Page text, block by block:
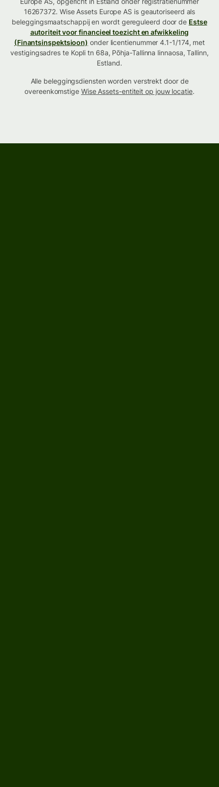
16267372. Wise Assets Europe AS is geautoriseerd als
beleggingsmaatschappij en wordt gereguleerd door de Estse
autoriteit voor financieel toezicht en afwikkeling
(Finantsinspektsioon) onder licentienummer 4.1-1/174, met
vestigingsadres te Kopli tn 68a, Põhja-Tallinna linnaosa, Tallinn,
Estland.
Alle beleggingsdiensten worden verstrekt door de
overeenkomstige Wise Assets-entiteit op jouw locatie.